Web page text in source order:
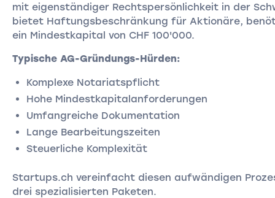
mit eigenständiger Rechtspersönlichkeit in der
bietet Haftungsbeschränkung für Aktionäre,
ein Mindestkapital von CHF 100'000.
Typische AG-Gründungs-Hürden:
Komplexe Notariatspflicht
Hohe Mindestkapitalanforderungen
Umfangreiche Dokumentation
Lange Bearbeitungszeiten
Steuerliche Komplexität
Startups.ch vereinfacht diesen aufwändigen
drei spezialisierten Paketen.